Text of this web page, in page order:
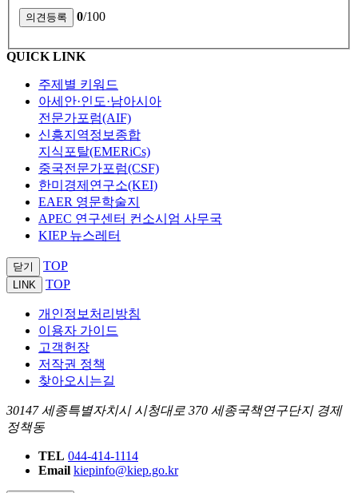
0/100
QUICK LINK
주제별 키워드
아세안·인도·남아시아
전문가포럼(AIF)
신흥지역정보종합
지식포탈(EMERiCs)
중국전문가포럼(CSF)
한미경제연구소(KEI)
EAER 영문학술지
APEC 연구센터 컨소시엄 사무국
KIEP 뉴스레터
닫기 TOP
LINK TOP
개인정보처리방침
이용자 가이드
고객헌장
저작권 정책
찾아오시는길
30147 세종특별자치시 시청대로 370 세종국책연구단지 경제
정책동
TEL 044-414-1114
Email kiepinfo@kiep.go.kr